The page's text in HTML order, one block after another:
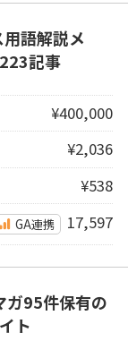
語解説メ
記事
¥400,000
¥2,036
¥538
GA連携 17,597
ガ95件保有の
ト